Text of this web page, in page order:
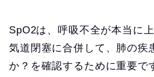
SpO2は、呼吸不全が本当に
気道閉塞に合併して、肺の疾
か？を確認するために重要で